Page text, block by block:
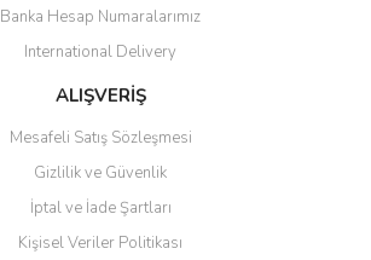
Banka Hesap Numaralarımız
International Delivery
ALIŞVERİŞ
Mesafeli Satış Sözleşmesi
Gizlilik ve Güvenlik
İptal ve İade Şartları
Kişisel Veriler Politikası